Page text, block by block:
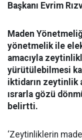
Başkanı Evrim
Maden
yönetmelik ile
amacıyla
yürütülebilmesi
iktidarın zeytinlik
ısrarla gözü
belirtti.
‘Zeytinliklerin